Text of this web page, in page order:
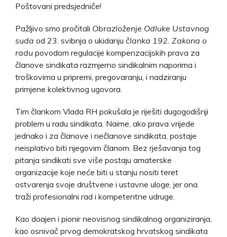
Poštovani predsjedniče!
Pažljivo smo pročitali Obrazloženje Odluke Ustavnog
suda od 23. svibnja o ukidanju članka 192. Zakona o
radu povodom regulacije kompenzacijskih prava za
članove sindikata razmjerno sindikalnim naporima i
troškovima u pripremi, pregovaranju, i nadziranju
primjene kolektivnog ugovora.
Tim člankom Vlada RH pokušala je riješiti dugogodišnji
problem u radu sindikata. Naime, ako prava vrijede
jednako i za članove i nečlanove sindikata, postaje
neisplativo biti njegovim članom. Bez rješavanja tog
pitanja sindikati sve više postaju amaterske
organizacije koje neće biti u stanju nositi teret
ostvarenja svoje društvene i ustavne uloge, jer ona
traži profesionalni rad i kompetentne udruge.
Kao doajen i pionir neovisnog sindikalnog organiziranja,
kao osnivač prvog demokratskog hrvatskog sindikata